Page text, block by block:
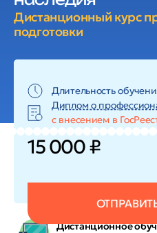
Дистанционный курс
подготовки
Длительность
Диплом о
с внесением в
15 000 ₽
Дистанционное